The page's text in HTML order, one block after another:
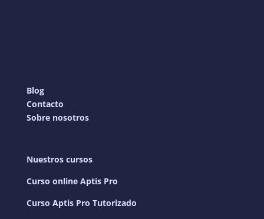
Blog
Contacto
Sobre nosotros
Nuestros cursos
Curso online Aptis Pro
Curso Aptis Pro Tutorizado